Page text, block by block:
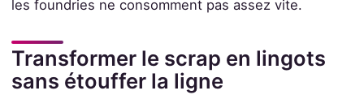
les foundries ne consomment pas assez vite.
Transformer le scrap en lingots
sans étouffer la ligne